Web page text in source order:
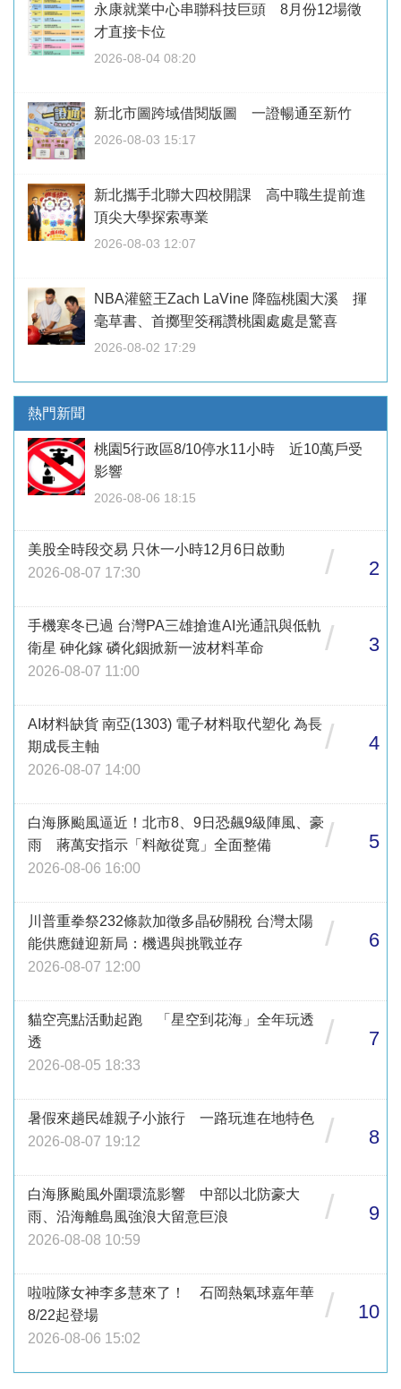
永康就業中心串聯科技巨頭 8月份12場徵
才直接卡位
2026-08-04 08:20
新北市圖跨域借閱版圖 一證暢通至新竹
2026-08-03 15:17
新北攜手北聯大四校開課 高中職生提前進
頂尖大學探索專業
2026-08-03 12:07
NBA灌籃王Zach LaVine 降臨桃園大溪 揮
毫草書、首擲聖筊稱讚桃園處處是驚喜
2026-08-02 17:29
熱門新聞
桃園5行政區8/10停水11小時 近10萬戶受
影響
2026-08-06 18:15
美股全時段交易 只休一小時12月6日啟動
2026-08-07 17:30
/ 2
手機寒冬已過 台灣PA三雄搶進AI光通訊與低軌
衛星 砷化鎵 磷化銦掀新一波材料革命
2026-08-07 11:00
/ 3
AI材料缺貨 南亞(1303) 電子材料取代塑化 為長
期成長主軸
2026-08-07 14:00
/ 4
白海豚颱風逼近！北市8、9日恐飆9級陣風、豪
雨 蔣萬安指示「料敵從寬」全面整備
2026-08-06 16:00
/ 5
川普重拳祭232條款加徵多晶矽關稅 台灣太陽
能供應鏈迎新局：機遇與挑戰並存
2026-08-07 12:00
/ 6
貓空亮點活動起跑 「星空到花海」全年玩透
透
2026-08-05 18:33
/ 7
暑假來趟民雄親子小旅行 一路玩進在地特色
2026-08-07 19:12
/ 8
白海豚颱風外圍環流影響 中部以北防豪大
雨、沿海離島風強浪大留意巨浪
2026-08-08 10:59
/ 9
啦啦隊女神李多慧來了！ 石岡熱氣球嘉年華
8/22起登場
2026-08-06 15:02
/ 10